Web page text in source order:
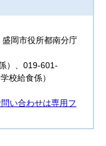
岡市役所都南分庁
）、019-601-
校給食係）
い合わせは専用フ